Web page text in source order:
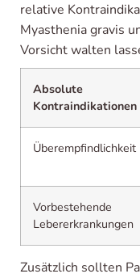
relative
Myasthenia gravis
Vorsicht walten
Absolute
Kontraindikationen
Überempfindlichkeit
Vorbestehende
Lebererkrankungen
Zusätzlich sollten